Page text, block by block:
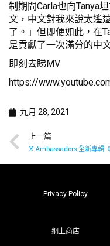
制期間Carla也向Tanya
文，中文對我來說太遙
了。」但即便如此，在
是貢獻了一次滿分的中
即刻去睇MV
https://
九月 28, 2021
上一篇
Privacy Policy
網上商店